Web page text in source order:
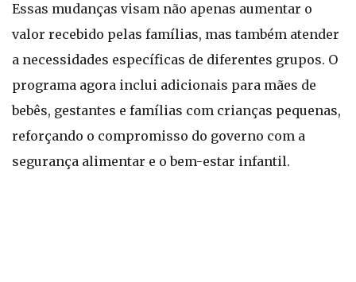
Essas mudanças visam não apenas aumentar o
valor recebido pelas famílias, mas também atender
a necessidades específicas de diferentes grupos. O
programa agora inclui adicionais para mães de
bebês, gestantes e famílias com crianças pequenas,
reforçando o compromisso do governo com a
segurança alimentar e o bem-estar infantil.